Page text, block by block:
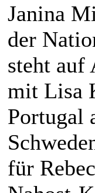
Janina
der
steht auf
mit Lisa
Portugal
für